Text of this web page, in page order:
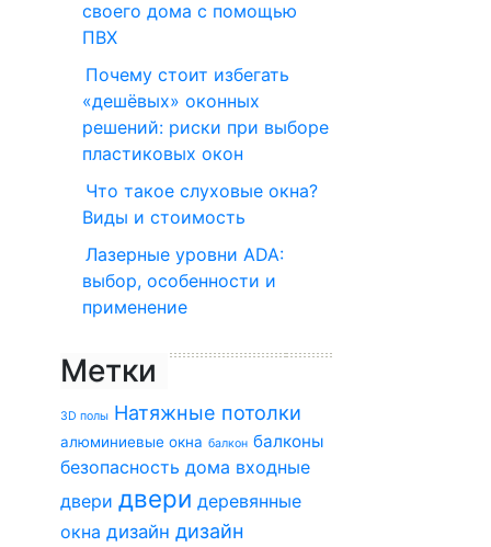
своего дома с помощью
ПВХ
Почему стоит избегать
«дешёвых» оконных
решений: риски при выборе
пластиковых окон
Что такое слуховые окна?
Виды и стоимость
Лазерные уровни ADA:
выбор, особенности и
применение
Метки
3D полы Натяжные потолки
алюминиевые окна балкон балконы
безопасность дома входные
двери двери деревянные
окна дизайн дизайн